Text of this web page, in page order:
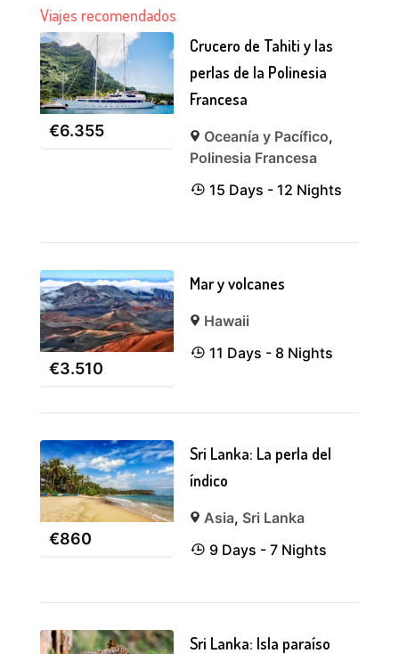
Viajes recomendados
€6.355
Crucero de Tahiti y las
perlas de la Polinesia
Francesa
Oceanía y Pacífico,
Polinesia Francesa
15 Days - 12 Nights
€3.510
Mar y volcanes
Hawaii
11 Days - 8 Nights
€860
Sri Lanka: La perla del
índico
Asia, Sri Lanka
9 Days - 7 Nights
Sri Lanka: Isla paraíso